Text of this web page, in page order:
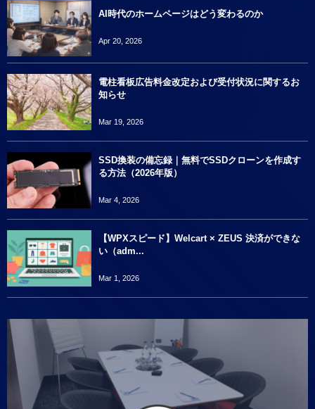
AI時代のホームページはどう変わるのか
Apr 20, 2026
電柱看板広告料金改定および受付状況に関するお
知らせ
Mar 19, 2026
SSD換装の備忘録｜無料でSSDクローンを作成す
る方法（2026年版）
Mar 4, 2026
【WPXスピード】Welcart × ZEUS 決済ができな
い（adm...
Mar 1, 2026